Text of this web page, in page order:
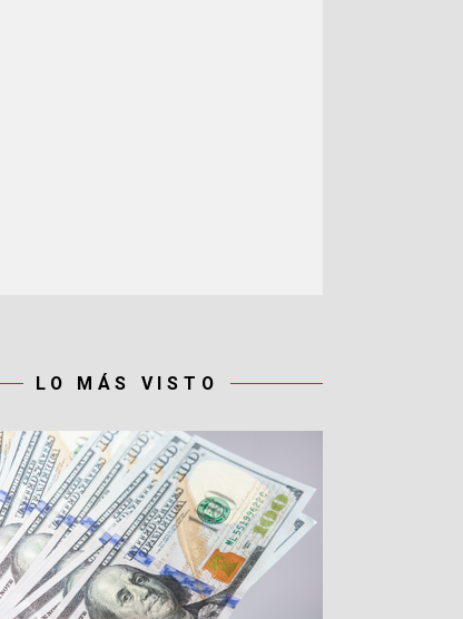
LO MÁS VISTO